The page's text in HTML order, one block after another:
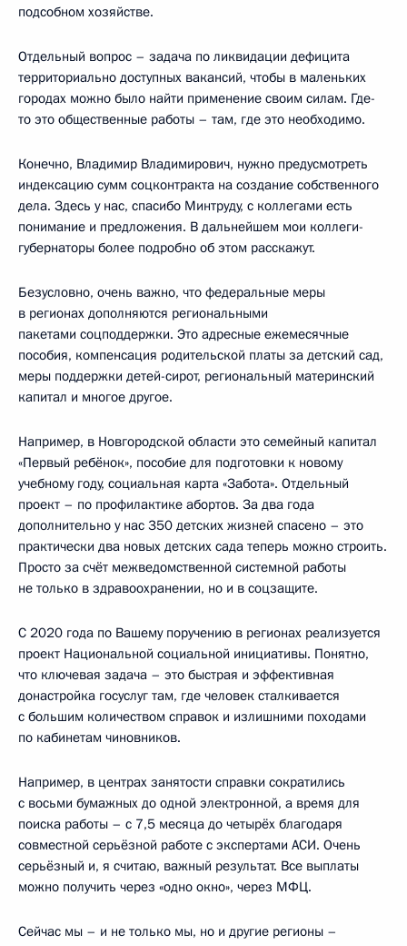
подсобном хозяйстве.
Отдельный вопрос – задача по ликвидации дефицита
территориально доступных вакансий, чтобы в маленьких
городах можно было найти применение своим силам. Где-
то это общественные работы – там, где это необходимо.
Конечно, Владимир Владимирович, нужно предусмотреть
индексацию сумм соцконтракта на создание собственного
дела. Здесь у нас, спасибо Минтруду, с коллегами есть
понимание и предложения. В дальнейшем мои коллеги-
губернаторы более подробно об этом расскажут.
Безусловно, очень важно, что федеральные меры
в регионах дополняются региональными
пакетами соцподдержки. Это адресные ежемесячные
пособия, компенсация родительской платы за детский сад,
меры поддержки детей-сирот, региональный материнский
капитал и многое другое.
Например, в Новгородской области это семейный капитал
«Первый ребёнок», пособие для подготовки к новому
учебному году, социальная карта «Забота». Отдельный
проект – по профилактике абортов. За два года
дополнительно у нас 350 детских жизней спасено – это
практически два новых детских сада теперь можно строить.
Просто за счёт межведомственной системной работы
не только в здравоохранении, но и в соцзащите.
С 2020 года по Вашему поручению в регионах реализуется
проект Национальной социальной инициативы. Понятно,
что ключевая задача – это быстрая и эффективная
донастройка госуслуг там, где человек сталкивается
с большим количеством справок и излишними походами
по кабинетам чиновников.
Например, в центрах занятости справки сократились
с восьми бумажных до одной электронной, а время для
поиска работы – с 7,5 месяца до четырёх благодаря
совместной серьёзной работе с экспертами АСИ. Очень
серьёзный и, я считаю, важный результат. Все выплаты
можно получить через «одно окно», через МФЦ.
Сейчас мы – и не только мы, но и другие регионы –